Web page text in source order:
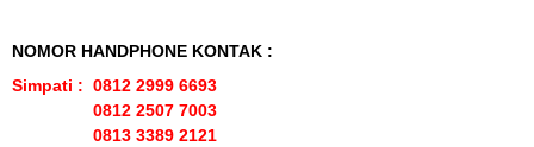
NOMOR HANDPHONE KONTAK :
Simpati : 0812 2999 6693
0812 2507 7003
0813 3389 2121